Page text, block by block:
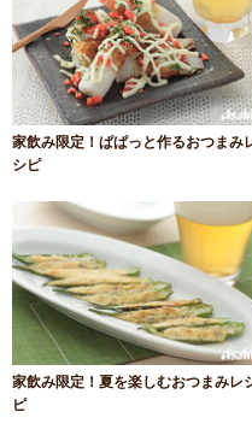
家飲み限定！ぱぱっと作るおつまみ
シピ
家飲み限定！夏を楽しむおつまみレ
ピ